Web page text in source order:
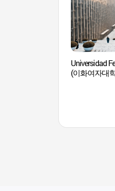
Universidad
(이화여자대